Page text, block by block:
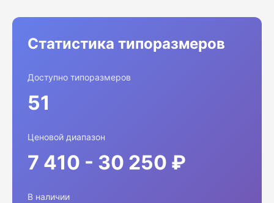
Статистика типоразмеров
Доступно типоразмеров
51
Ценовой диапазон
7 410 - 30 250 ₽
В наличии